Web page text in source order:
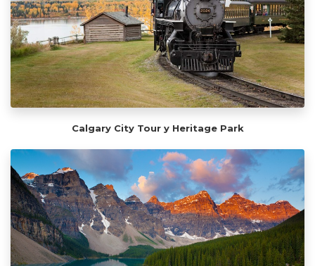
Calgary City Tour y Heritage Park